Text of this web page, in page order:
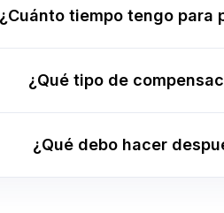
tiempo tengo para
¿Qué tipo de
¿Qué debo hacer